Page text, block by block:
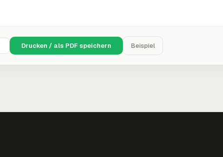
Drucken / als PDF speichern Beispiel